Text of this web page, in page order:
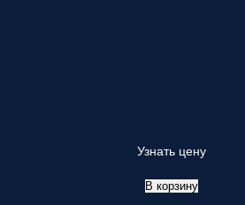
Узнать цену
В корзину